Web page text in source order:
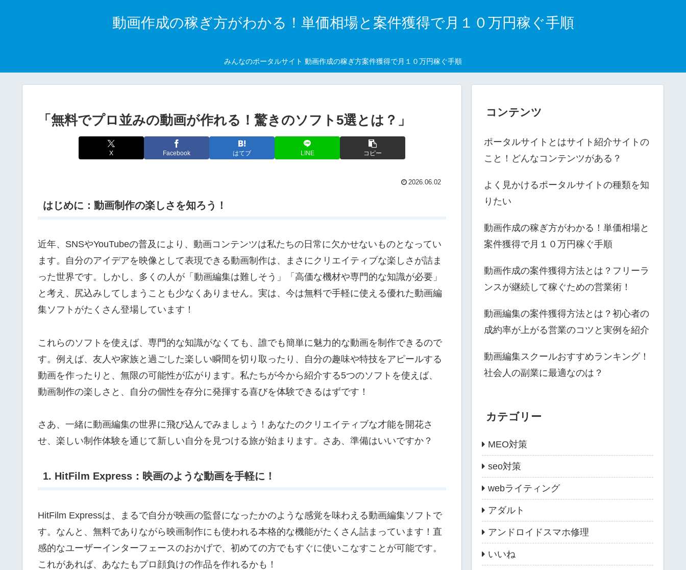
動画作成の稼ぎ方がわかる！単価相場と案件獲得で月１０万円稼ぐ手順
みんなのポータルサイト 動画作成の稼ぎ方案件獲得で月１０万円稼ぐ手順
「無料でプロ並みの動画が作れる！驚きのソフト5選とは？」
X Facebook はてブ LINE コピー
2026.06.02
はじめに：動画制作の楽しさを知ろう！
近年、SNSやYouTubeの普及により、動画コンテンツは私たちの日常に欠かせないものとなってい
ます。自分のアイデアを映像として表現できる動画制作は、まさにクリエイティブな楽しさが詰ま
った世界です。しかし、多くの人が「動画編集は難しそう」「高価な機材や専門的な知識が必要」
と考え、尻込みしてしまうことも少なくありません。実は、今は無料で手軽に使える優れた動画編
集ソフトがたくさん登場しています！
これらのソフトを使えば、専門的な知識がなくても、誰でも簡単に魅力的な動画を制作できるので
す。例えば、友人や家族と過ごした楽しい瞬間を切り取ったり、自分の趣味や特技をアピールする
動画を作ったりと、無限の可能性が広がります。私たちが今から紹介する5つのソフトを使えば、
動画制作の楽しさと、自分の個性を存分に発揮する喜びを体験できるはずです！
さあ、一緒に動画編集の世界に飛び込んでみましょう！あなたのクリエイティブな才能を開花さ
せ、楽しい制作体験を通じて新しい自分を見つける旅が始まります。さあ、準備はいいですか？
1. HitFilm Express：映画のような動画を手軽に！
HitFilm Expressは、まるで自分が映画の監督になったかのような感覚を味わえる動画編集ソフトで
す。なんと、無料でありながら映画制作にも使われる本格的な機能がたくさん詰まっています！直
感的なユーザーインターフェースのおかげで、初めての方でもすぐに使いこなすことが可能です。
これがあれば、あなたもプロ顔負けの作品を作れるかも！
コンテンツ
ポータルサイトとはサイト紹介サイトの
こと！どんなコンテンツがある？
よく見かけるポータルサイトの種類を知
りたい
動画作成の稼ぎ方がわかる！単価相場と
案件獲得で月１０万円稼ぐ手順
動画作成の案件獲得方法とは？フリーラ
ンスが継続して稼ぐための営業術！
動画編集の案件獲得方法とは？初心者の
成約率が上がる営業のコツと実例を紹介
動画編集スクールおすすめランキング！
社会人の副業に最適なのは？
カテゴリー
MEO対策
seo対策
webライティング
アダルト
アンドロイドスマホ修理
いいね